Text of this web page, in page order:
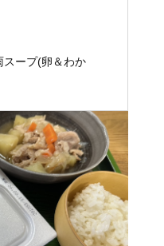
スープ(卵＆わか